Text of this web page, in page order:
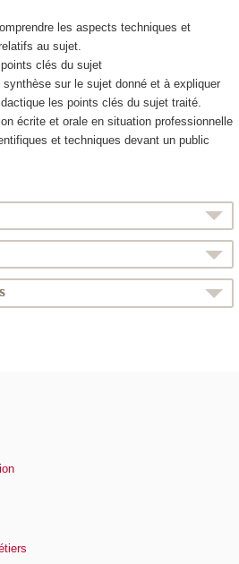
les aspects techniques et
au sujet.
clés du sujet
sur le sujet donné et à expliquer
les points clés du sujet traité.
écrite et orale en situation professionnelle
et techniques devant un public